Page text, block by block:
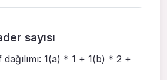
sayısı
1(a) * 1 + 1(b) * 2 +